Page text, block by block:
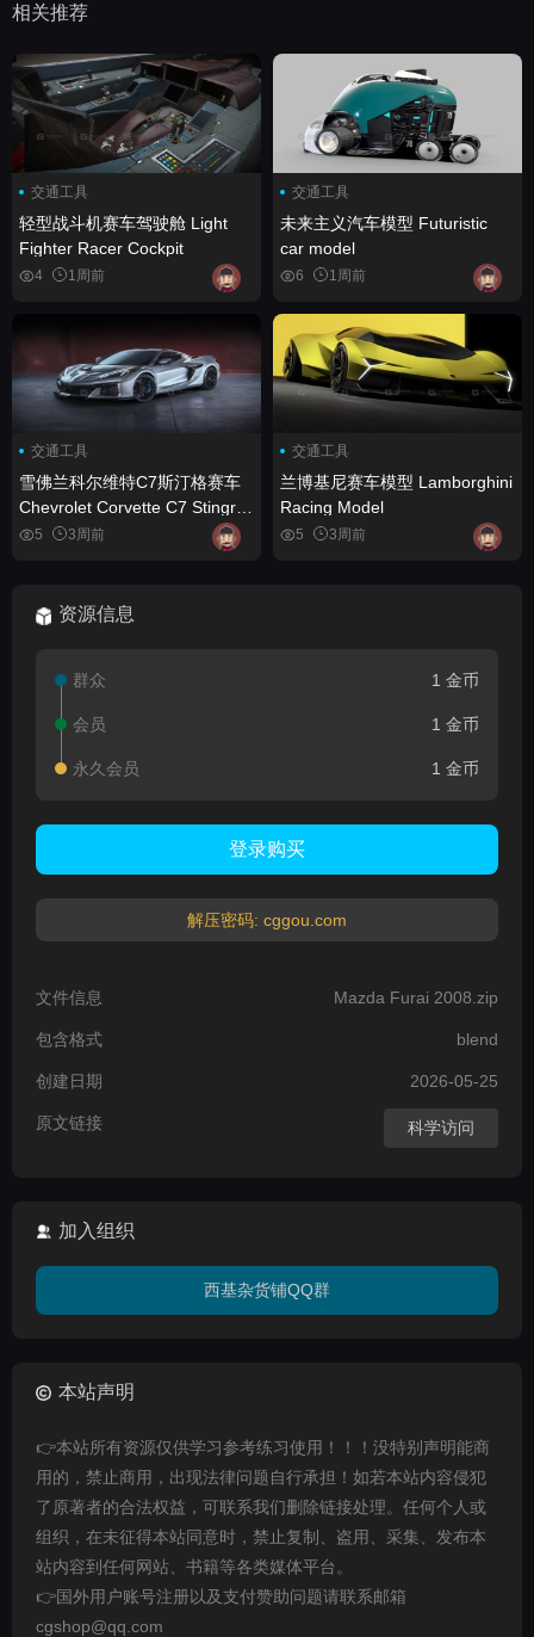
相关推荐
交通工具
轻型战斗机赛车驾驶舱 Light
Fighter Racer Cockpit
4 1周前
交通工具
未来主义汽车模型 Futuristic
car model
6 1周前
交通工具
雪佛兰科尔维特C7斯汀格赛车
Chevrolet Corvette C7 Stingray
Racing Car
5 3周前
交通工具
兰博基尼赛车模型 Lamborghini
Racing Model
5 3周前
资源信息
群众 1 金币
会员 1 金币
永久会员 1 金币
登录购买
解压密码: cggou.com
文件信息 Mazda Furai 2008.zip
包含格式 blend
创建日期 2026-05-25
原文链接 科学访问
加入组织
西基杂货铺QQ群
本站声明
👉本站所有资源仅供学习参考练习使用！！！没特别声明能商
用的，禁止商用，出现法律问题自行承担！如若本站内容侵犯
了原著者的合法权益，可联系我们删除链接处理。任何个人或
组织，在未征得本站同意时，禁止复制、盗用、采集、发布本
站内容到任何网站、书籍等各类媒体平台。
👉国外用户账号注册以及支付赞助问题请联系邮箱
cgshop@qq.com